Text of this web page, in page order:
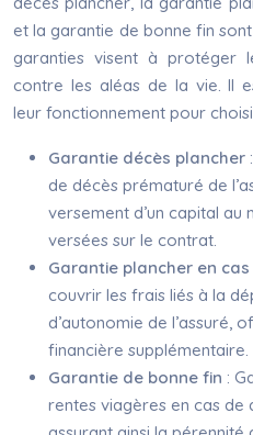
et la garantie de bonne fin
garanties visent à protéger
contre les aléas de la vie. Il
leur fonctionnement pour
Garantie décès plancher
de décès prématuré de
versement d’un capital au
versées sur le contrat.
Garantie plancher en
couvrir les frais liés à la
d’autonomie de l’assuré,
financière supplémentaire.
Garantie de bonne fin :
rentes viagères en cas de